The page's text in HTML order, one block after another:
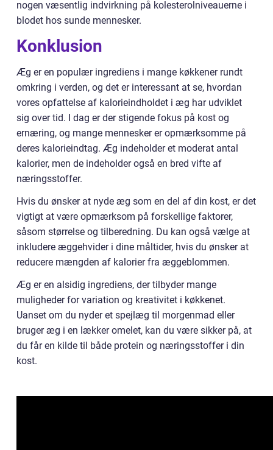
nogen væsentlig indvirkning på kolesterolniveauerne i
blodet hos sunde mennesker.
Konklusion
Æg er en populær ingrediens i mange køkkener rundt
omkring i verden, og det er interessant at se, hvordan
vores opfattelse af kalorieindholdet i æg har udviklet
sig over tid. I dag er der stigende fokus på kost og
ernæring, og mange mennesker er opmærksomme på
deres kalorieindtag. Æg indeholder et moderat antal
kalorier, men de indeholder også en bred vifte af
næringsstoffer.
Hvis du ønsker at nyde æg som en del af din kost, er det
vigtigt at være opmærksom på forskellige faktorer,
såsom størrelse og tilberedning. Du kan også vælge at
inkludere æggehvider i dine måltider, hvis du ønsker at
reducere mængden af kalorier fra æggeblommen.
Æg er en alsidig ingrediens, der tilbyder mange
muligheder for variation og kreativitet i køkkenet.
Uanset om du nyder et spejlæg til morgenmad eller
bruger æg i en lækker omelet, kan du være sikker på, at
du får en kilde til både protein og næringsstoffer i din
kost.